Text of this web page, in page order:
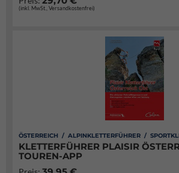
(inkl. MwSt., Versandkostenfrei)
ÖSTERREICH / ALPINKLETTERFÜHRER /
KLETTERFÜHRER PLAISIR
TOUREN-APP